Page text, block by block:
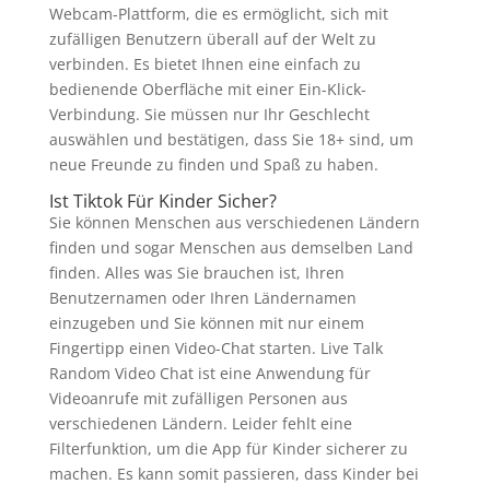
Webcam-Plattform, die es ermöglicht, sich mit
zufälligen Benutzern überall auf der Welt zu
verbinden. Es bietet Ihnen eine einfach zu
bedienende Oberfläche mit einer Ein-Klick-
Verbindung. Sie müssen nur Ihr Geschlecht
auswählen und bestätigen, dass Sie 18+ sind, um
neue Freunde zu finden und Spaß zu haben.
Ist Tiktok Für Kinder Sicher?
Sie können Menschen aus verschiedenen Ländern
finden und sogar Menschen aus demselben Land
finden. Alles was Sie brauchen ist, Ihren
Benutzernamen oder Ihren Ländernamen
einzugeben und Sie können mit nur einem
Fingertipp einen Video-Chat starten. Live Talk
Random Video Chat ist eine Anwendung für
Videoanrufe mit zufälligen Personen aus
verschiedenen Ländern. Leider fehlt eine
Filterfunktion, um die App für Kinder sicherer zu
machen. Es kann somit passieren, dass Kinder bei